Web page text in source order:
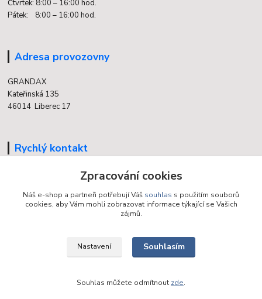
Čtvrtek: 8:00 – 16:00 hod.
Pátek: 8:00 – 16:00 hod.
Adresa provozovny
GRANDAX
Kateřinská 135
46014 Liberec 17
Rychlý kontakt
info@grandax.cz
Zpracování cookies
Náš e-shop a partneři potřebují Váš souhlas s použitím souborů
cookies, aby Vám mohli zobrazovat informace týkající se Vašich
zájmů.
Nastavení Souhlasím
Souhlas můžete odmítnout zde.